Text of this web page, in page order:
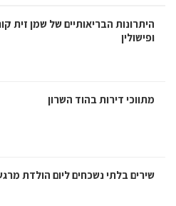
היתרונות הבריאותיים של שמן זית
ופישולין
מתווכי דירות בהוד השרון
שירים בלתי נשכחים ליום הולדת